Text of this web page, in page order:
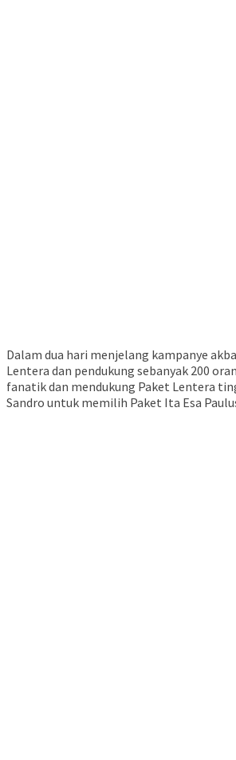
Dalam dua hari menjelang kampanye
Lentera dan pendukung sebanyak 200
fanatik dan mendukung Paket Lentera
Sandro untuk memilih Paket Ita Esa